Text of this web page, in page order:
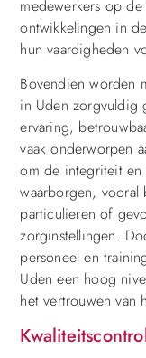
medewerkers op
ontwikkelingen in
hun vaardigheden
Bovendien worden
in Uden zorgvuldig
ervaring,
vaak onderworpen
om de integriteit
waarborgen,
particulieren of
zorginstellingen.
personeel en
Uden een hoog
het vertrouwen van